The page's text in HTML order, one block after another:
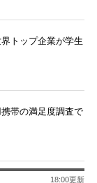
トップ企業が学生
帯の満足度調査で
18:00更新